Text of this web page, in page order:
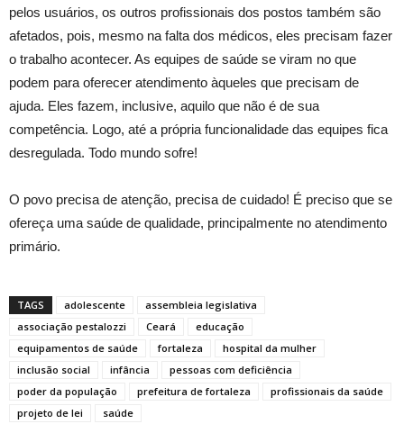
pelos usuários, os outros profissionais dos postos também são
afetados, pois, mesmo na falta dos médicos, eles precisam fazer
o trabalho acontecer. As equipes de saúde se viram no que
podem para oferecer atendimento àqueles que precisam de
ajuda. Eles fazem, inclusive, aquilo que não é de sua
competência. Logo, até a própria funcionalidade das equipes fica
desregulada. Todo mundo sofre!
O povo precisa de atenção, precisa de cuidado! É preciso que se
ofereça uma saúde de qualidade, principalmente no atendimento
primário.
TAGS adolescente
assembleia legislativa
associação pestalozzi
Ceará
educação
equipamentos de saúde
fortaleza
hospital da mulher
inclusão social
infância
pessoas com deficiência
poder da população
prefeitura de fortaleza
profissionais da saúde
projeto de lei
saúde